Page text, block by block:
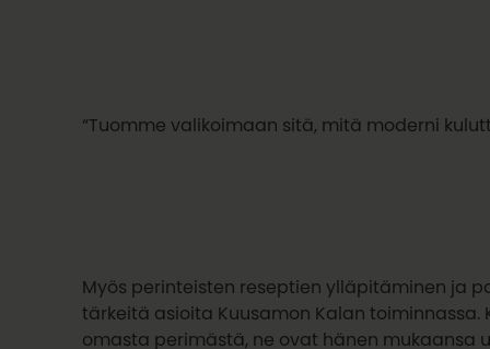
“Tuomme valikoimaan sitä, mitä moderni
Myös perinteisten reseptien ylläpitäminen ja
tärkeitä asioita Kuusamon Kalan
omasta perimästä, ne ovat hänen mukaansa